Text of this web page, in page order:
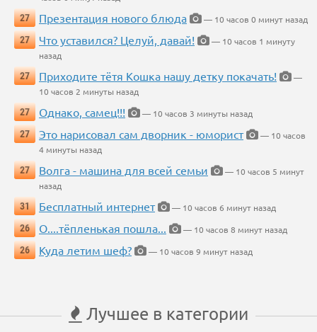
27
Презентация нового блюда
— 10 часов 0 минут назад
27
Что уставился? Целуй, давай!
— 10 часов 1 минуту
назад
27
Приходите тётя Кошка нашу детку покачать!
—
10 часов 2 минуты назад
27
Однако, самец!!!
— 10 часов 3 минуты назад
27
Это нарисовал сам дворник - юморист
— 10 часов
4 минуты назад
27
Волга - машина для всей семьи
— 10 часов 5 минут
назад
31
Бесплатный интернет
— 10 часов 6 минут назад
26
О....тёпленькая пошла...
— 10 часов 8 минут назад
26
Куда летим шеф? — 10 часов 9 минут назад
Лучшее в категории